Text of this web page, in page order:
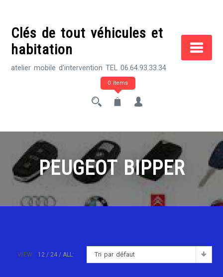
contentClés de tout véhicules et
habitation
atelier mobile d'intervention TEL 06.64.93.33.34
0 items
PEUGEOT BIPPER
Tri par défaut
VIEW: 12 24 ALL: